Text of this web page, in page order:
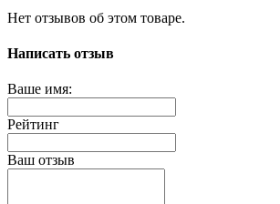
Нет отзывов об этом товаре.
Написать отзыв
Ваше имя:
Рейтинг
Ваш отзыв